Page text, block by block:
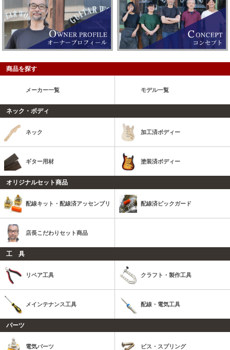
商品を探す
メーカー一覧 モデル一覧
ネック・ボディ
ネック 加工済ボディー
ギター用材 塗装済ボディー
オリジナルセット商品
配線キット・配線済アッセンブリ 配線済ピックガード
店長こだわりセット商品
工 具
リペア工具 クラフト・製作工具
メインテナンス工具 配線・電気工具
パーツ
電気パーツ ビス・スプリング